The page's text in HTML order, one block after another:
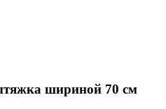
шириной 70 см